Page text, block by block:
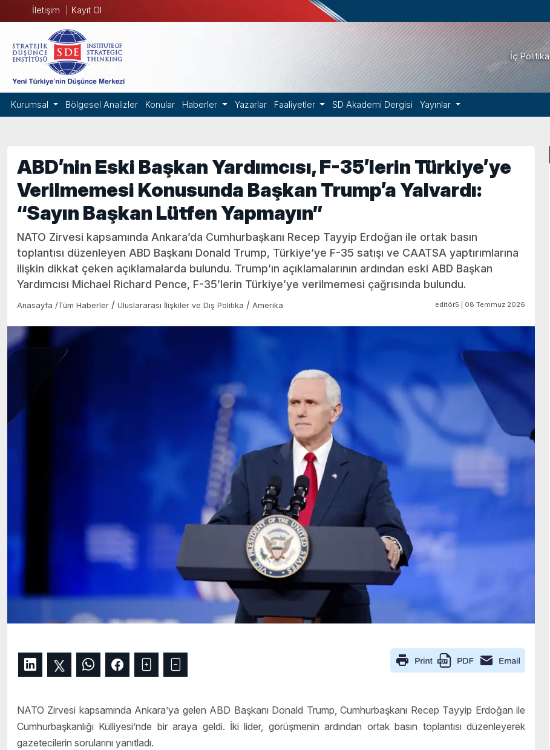
İletişim Kayıt Ol
İç Politika
Kurumsal Bölgesel Analizler Konular Haberler Yazarlar Faaliyetler SD Akademi Dergisi Yayınlar
ABD’nin Eski Başkan Yardımcısı, F-35’lerin Türkiye’ye
Verilmemesi Konusunda Başkan Trump’a Yalvardı:
“Sayın Başkan Lütfen Yapmayın”
NATO Zirvesi kapsamında Ankara’da Cumhurbaşkanı Recep Tayyip Erdoğan ile ortak basın
toplantısı düzenleyen ABD Başkanı Donald Trump, Türkiye’ye F-35 satışı ve CAATSA yaptırımlarına
ilişkin dikkat çeken açıklamalarda bulundu. Trump’ın açıklamalarının ardından eski ABD Başkan
Yardımcısı Michael Richard Pence, F-35’lerin Türkiye’ye verilmemesi çağrısında bulundu.
Anasayfa /Tüm Haberler / Uluslararası İlişkiler ve Dış Politika / Amerika editör5 | 08 Temmuz 2026
NATO Zirvesi kapsamında Ankara’ya gelen ABD Başkanı Donald Trump, Cumhurbaşkanı Recep Tayyip Erdoğan ile
Cumhurbaşkanlığı Külliyesi’nde bir araya geldi. İki lider, görüşmenin ardından ortak basın toplantısı düzenleyerek
gazetecilerin sorularını yanıtladı.